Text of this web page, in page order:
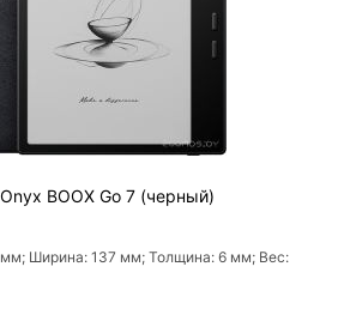
BOOX Go 7 (черный)
мм; Ширина: 137 мм; Толщина: 6 мм; Вес: